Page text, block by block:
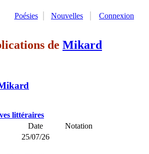
Poésies Nouvelles Connexion
de Mikard
littéraires
Date
Notation
25/07/26